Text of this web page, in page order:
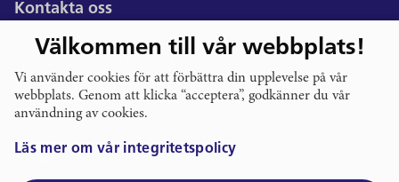
Kontakta oss
Bildtelefon:sdf@ectalk.se
E-post:info@stockholmsdf.se
Gustavslundsvägen 168A, Alvik
Följ oss
Välkommen till vår webbplats!
Vi använder cookies för att förbättra din upplevelse på vår
webbplats. Genom att klicka “acceptera”, godkänner du vår
användning av cookies.
Läs mer om vår integritetspolicy